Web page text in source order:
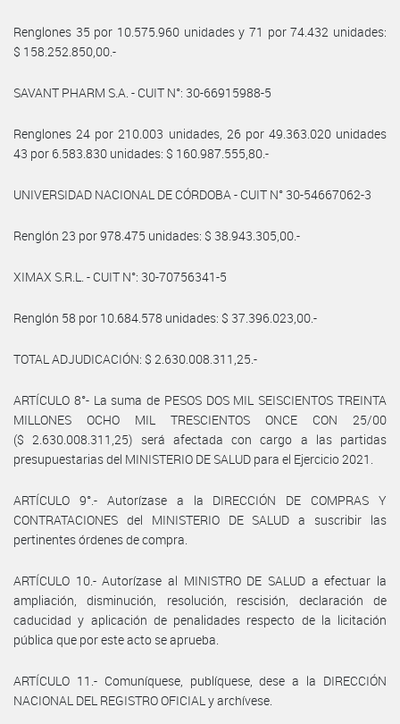
Renglones 35 por 10.575.960 unidades y 71 por 74.432 unidades:
$ 158.252.850,00.-
SAVANT PHARM S.A. - CUIT N°: 30-66915988-5
Renglones 24 por 210.003 unidades, 26 por 49.363.020 unidades
43 por 6.583.830 unidades: $ 160.987.555,80.-
UNIVERSIDAD NACIONAL DE CÓRDOBA - CUIT N° 30-54667062-3
Renglón 23 por 978.475 unidades: $ 38.943.305,00.-
XIMAX S.R.L. - CUIT N°: 30-70756341-5
Renglón 58 por 10.684.578 unidades: $ 37.396.023,00.-
TOTAL ADJUDICACIÓN: $ 2.630.008.311,25.-
ARTÍCULO 8°- La suma de PESOS DOS MIL SEISCIENTOS TREINTA
MILLONES OCHO MIL TRESCIENTOS ONCE CON 25/00
($ 2.630.008.311,25) será afectada con cargo a las partidas
presupuestarias del MINISTERIO DE SALUD para el Ejercicio 2021.
ARTÍCULO 9°.- Autorízase a la DIRECCIÓN DE COMPRAS Y
CONTRATACIONES del MINISTERIO DE SALUD a suscribir las
pertinentes órdenes de compra.
ARTÍCULO 10.- Autorízase al MINISTRO DE SALUD a efectuar la
ampliación, disminución, resolución, rescisión, declaración de
caducidad y aplicación de penalidades respecto de la licitación
pública que por este acto se aprueba.
ARTÍCULO 11.- Comuníquese, publíquese, dese a la DIRECCIÓN
NACIONAL DEL REGISTRO OFICIAL y archívese.